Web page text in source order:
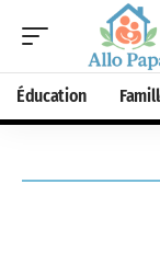
Éducation